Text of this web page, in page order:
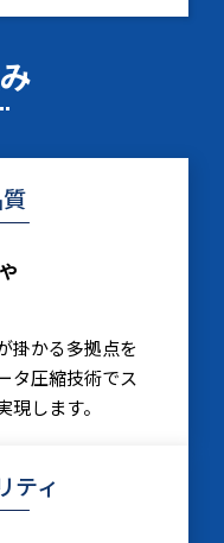
掛かる多拠点を
タ圧縮技術でス
します。
ティ